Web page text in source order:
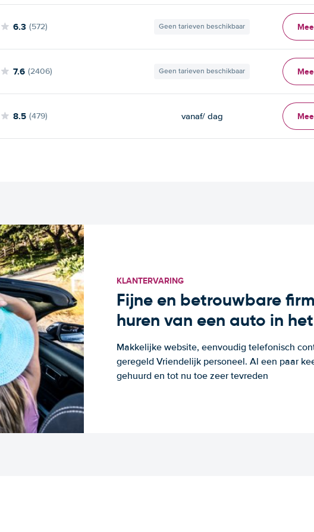
6.3 (572) Geen tarieven beschikbaar
7.6 (2406) Geen tarieven beschikbaar
8.5 (479) vanaf/ dag
KLANTERVARING
Fijne en betrouwbare
huren van een auto in
Makkelijke website, eenvoudig telefonisch
geregeld Vriendelijk personeel. Al een paar
gehuurd en tot nu toe zeer tevreden